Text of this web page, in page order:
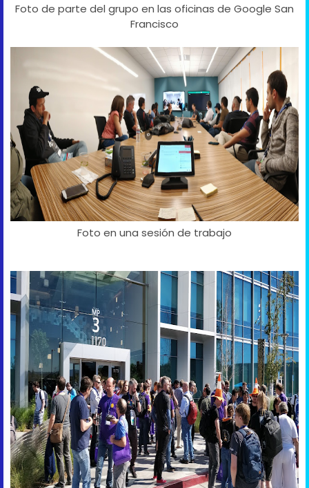
Foto de parte del grupo en las oficinas de Google San
Francisco
Foto en una sesión de trabajo